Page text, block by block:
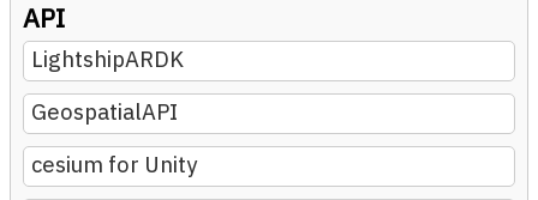
API
LightshipARDK
GeospatialAPI
cesium for Unity